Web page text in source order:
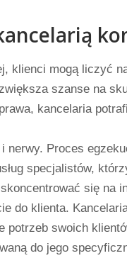
klienci mogą liczyć
szanse na
kancelaria
nerwy. Proces
specjalistów,
się na
do klienta.
potrzeb swoich
do jego